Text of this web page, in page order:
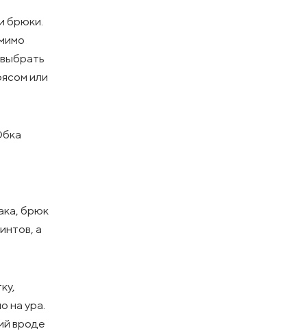
брюки.
или
брюк
а
на ура.
вроде